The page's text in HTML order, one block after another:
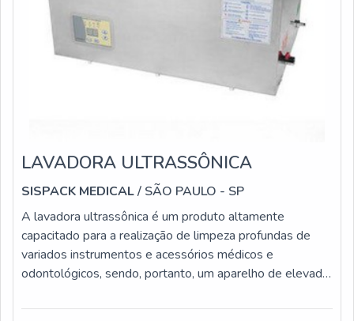
LAVADORA ULTRASSÔNICA
SISPACK MEDICAL/ SÃO PAULO - SP
A lavadora ultrassônica é um produto altamente
capacitado para a realização de limpeza profundas de
variados instrumentos e acessórios médicos e
odontológicos, sendo, portanto, um aparelho de elevada
odontológicos. Por realizarem a higienização de